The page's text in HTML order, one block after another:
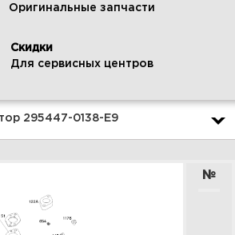
смазки 295447-
Оригинальные запчасти
Скидки
Для сервисных центров
295447-0138-E9
№